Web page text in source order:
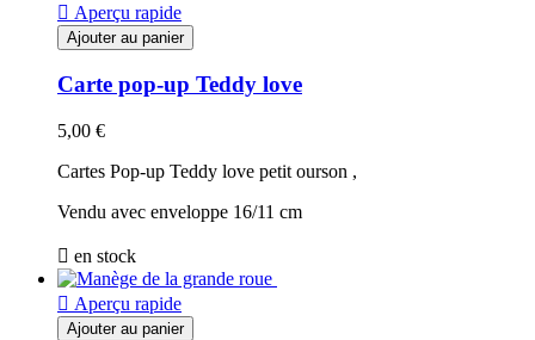
 Aperçu rapide
Ajouter au panier
Carte pop-up Teddy love
5,00 €
Cartes Pop-up Teddy love petit ourson ,
Vendu avec enveloppe 16/11 cm
 en stock
 Aperçu rapide
Ajouter au panier